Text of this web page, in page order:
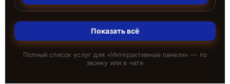
Показать всё
Полный список услуг для «Интерактивные панели» — по
звонку или в чате